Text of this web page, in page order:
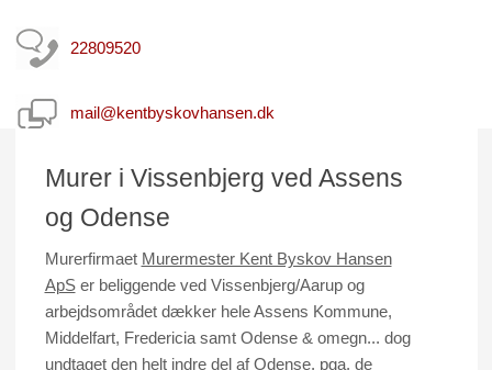
22809520
mail@kentbyskovhansen.dk
Murer i Vissenbjerg ved Assens
og Odense
Murerfirmaet Murermester Kent Byskov Hansen
ApSer beliggende ved Vissenbjerg/Aarup og
arbejdsområdet dækker hele Assens Kommune,
Middelfart, Fredericia samt Odense & omegn... dog
undtaget den helt indre del af Odense, pga. de